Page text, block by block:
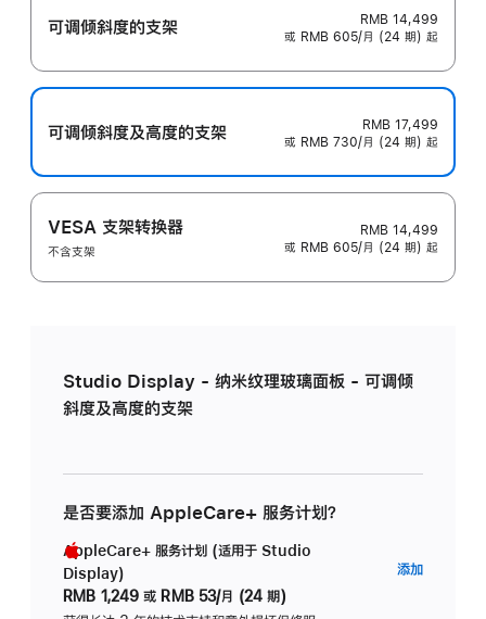
可调倾斜度的支架
RMB 14,499
或 RMB 605/月 (24 期) 起
可调倾斜度及高‍度的支‍架
RMB 17,499
或 RMB 730/月 (24 期) 起
VESA 支架转换器
不含支架
RMB 14,499
或 RMB 605/月 (24 期) 起
Studio Display - 纳米纹理玻璃面板 - 可调倾
斜度及高度的支架
是否要添加 AppleCare+ 服务计划？
AppleCare+ 服务计划 (适用于 Studio
Display)
RMB 1,249 或 RMB 53/月 (24 期)
添加